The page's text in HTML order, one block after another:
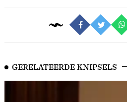
GERELATEERDE KNIPSELS